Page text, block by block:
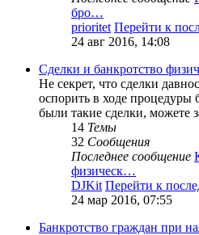
бро…
prioritet Перейти к
24 авг 2016, 14:08
Сделки и банкротство
Не секрет, что сделки
оспорить в ходе процедуры
были такие сделки, можете
14 Темы
32 Сообщения
Последнее сообщение
физическ…
DJKit Перейти к
24 мар 2016, 07:55
Банкротство граждан при